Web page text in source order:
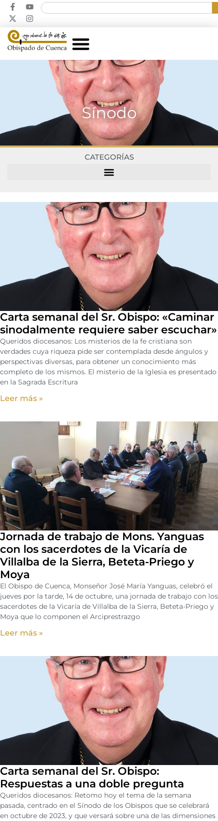
Sínodo
CATEGORÍAS
Carta semanal del Sr. Obispo: «Caminar
sinodalmente requiere saber escuchar»
Queridos diocesanos: Los misterios de la fe cristiana son
verdades cuya riqueza pide ser contemplada desde ángulos y
perspectivas diversas, para obtener un conocimiento más
completo de los mismos. El misterio de la Iglesia es presentado
en la Sagrada Escritura
Leer más »
Jornada de trabajo de Mons. Yanguas
con los sacerdotes de la Vicaría de
Villalba de la Sierra, Beteta-Priego y
Moya
El Obispo de Cuenca, Monseñor José María Yanguas, celebró el
jueves por la tarde, 14 de octubre, una jornada de trabajo con los
sacerdotes de la Vicaría de Villalba de la Sierra, Beteta-Priego y
Moya que lo componen el Arciprestrazgo
Leer más »
Carta semanal del Sr. Obispo:
Respuestas a una doble pregunta
Queridos diocesanos: Retomo hoy el tema de la semana
pasada, centrado en el Sínodo de los Obispos que se celebrará
en octubre de 2023, y que versará sobre una de las dimensiones